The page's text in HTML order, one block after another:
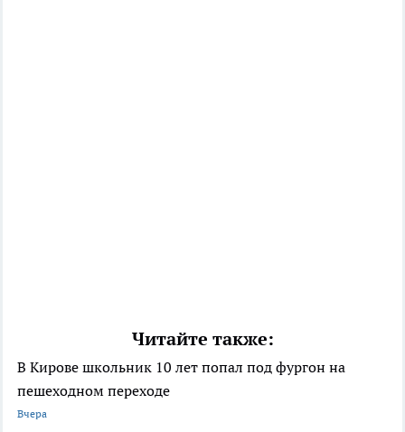
Читайте также:
В Кирове школьник 10 лет попал под фургон на
пешеходном переходе
Вчера